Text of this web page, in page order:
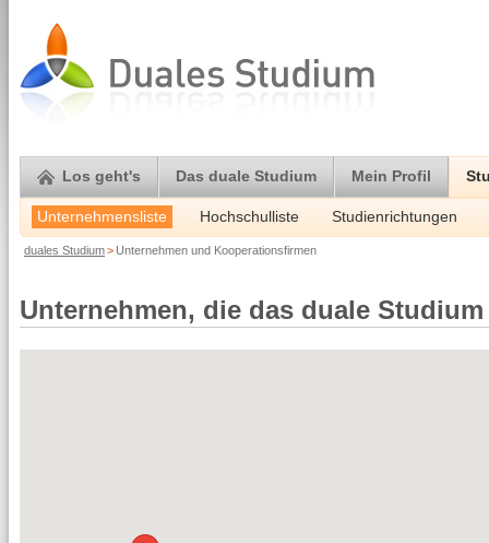
Los geht's Das duale Studium Mein Profil
Unternehmensliste Hochschulliste Studienrichtungen
duales Studium> Unternehmen und Kooperationsfirmen
Unternehmen, die das duale